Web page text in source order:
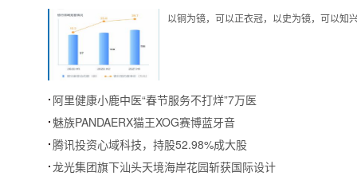
以铜为镜，可以正衣冠，以史为镜，可以知
阿里健康小鹿中医“春节服务不打烊”7万医
魅族PANDAERX猫王XOG赛博蓝牙音
腾讯投资心域科技，持股52.98%成大股
龙光集团旗下汕头天境海岸花园斩获国际设计